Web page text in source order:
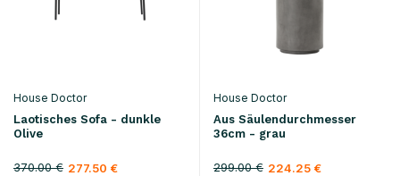
House Doctor
Laotisches Sofa - dunkle
Olive
370.00 € 277.50 €
House Doctor
Aus Säulendurchmesser
36cm - grau
299.00 € 224.25 €